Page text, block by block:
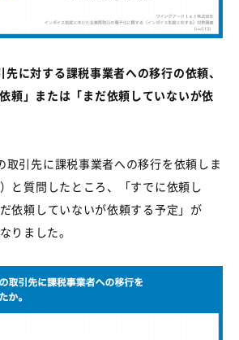
に対する課税事業者への移行の依頼、
頼」または「まだ依頼していないが依
取引先に課税事業者への移行を依頼しま
）と質問したところ、「すでに依頼し
依頼していないが依頼する予定」が
りました。